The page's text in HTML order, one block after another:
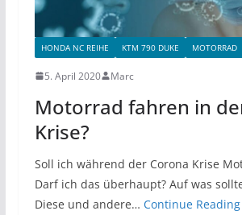
HONDA NC REIHE KTM 790 DUKE MOTORRAD
5. April 2020 Marc
Motorrad fahren in
Krise?
Soll ich während der Corona Krise
Darf ich das überhaupt? Auf was
Diese und andere… Continue Reading